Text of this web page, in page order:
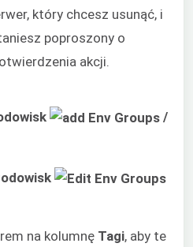
który chcesz usunąć, i
poproszony o
akcji.
/
na kolumnę Tagi, aby te